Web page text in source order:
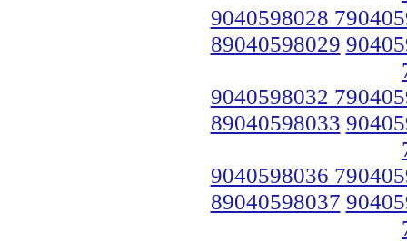
9040598028
89040598029
9040598032
89040598033
9040598036
89040598037